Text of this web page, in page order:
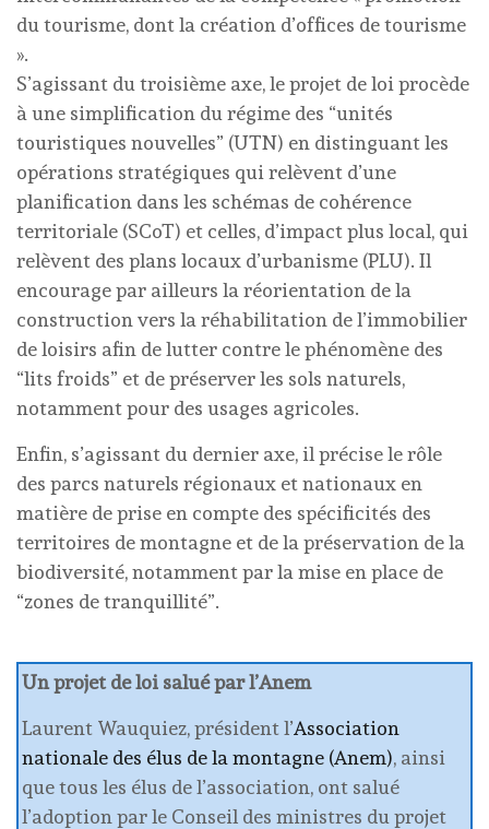
du tourisme, dont la création d’offices de tourisme
».
S’agissant du troisième axe, le projet de loi procède
à une simplification du régime des “unités
touristiques nouvelles” (UTN) en distinguant les
opérations stratégiques qui relèvent d’une
planification dans les schémas de cohérence
territoriale (SCoT) et celles, d’impact plus local, qui
relèvent des plans locaux d’urbanisme (PLU). Il
encourage par ailleurs la réorientation de la
construction vers la réhabilitation de l’immobilier
de loisirs afin de lutter contre le phénomène des
“lits froids” et de préserver les sols naturels,
notamment pour des usages agricoles.
Enfin, s’agissant du dernier axe, il précise le rôle
des parcs naturels régionaux et nationaux en
matière de prise en compte des spécificités des
territoires de montagne et de la préservation de la
biodiversité, notamment par la mise en place de
“zones de tranquillité”.
Un projet de loi salué par l’Anem
Laurent Wauquiez, président l’Association
nationale des élus de la montagne (Anem), ainsi
que tous les élus de l’association, ont salué
l’adoption par le Conseil des ministres du projet